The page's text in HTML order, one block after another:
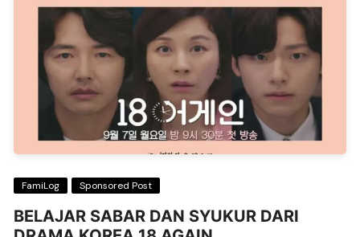
FamiLog Sponsored Post
BELAJAR SABAR DAN SYUKUR DARI